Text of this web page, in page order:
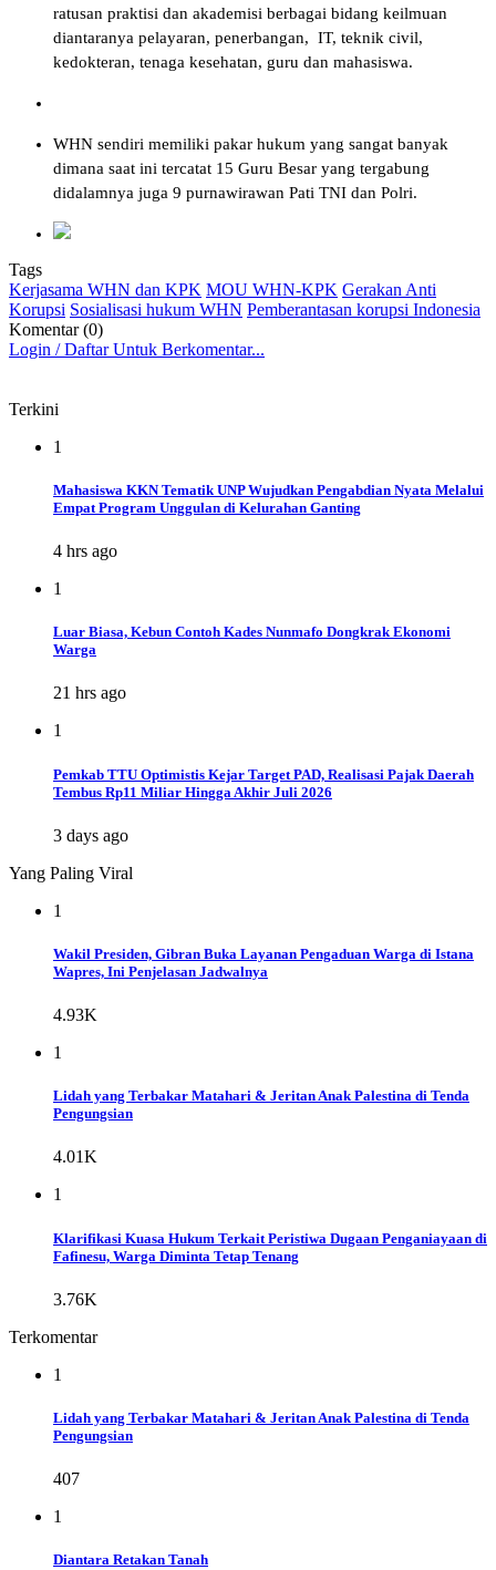
ratusan praktisi dan akademisi berbagai bidang keilmuan
diantaranya pelayaran, penerbangan, IT, teknik civil,
kedokteran, tenaga kesehatan, guru dan mahasiswa.
WHN sendiri memiliki pakar hukum yang sangat banyak
dimana saat ini tercatat 15 Guru Besar yang tergabung
didalamnya juga 9 purnawirawan Pati TNI dan Polri.
Tags
Kerjasama WHN dan KPK MOU WHN-KPK Gerakan Anti
Korupsi Sosialisasi hukum WHN Pemberantasan korupsi Indonesia
Komentar (0)
Login / Daftar Untuk Berkomentar...
Terkini
1
Mahasiswa KKN Tematik UNP Wujudkan Pengabdian Nyata Melalui
Empat Program Unggulan di Kelurahan Ganting
4 hrs ago
1
Luar Biasa, Kebun Contoh Kades Nunmafo Dongkrak Ekonomi
Warga
21 hrs ago
1
Pemkab TTU Optimistis Kejar Target PAD, Realisasi Pajak Daerah
Tembus Rp11 Miliar Hingga Akhir Juli 2026
3 days ago
Yang Paling Viral
1
Wakil Presiden, Gibran Buka Layanan Pengaduan Warga di Istana
Wapres, Ini Penjelasan Jadwalnya
4.93K
1
Lidah yang Terbakar Matahari & Jeritan Anak Palestina di Tenda
Pengungsian
4.01K
1
Klarifikasi Kuasa Hukum Terkait Peristiwa Dugaan Penganiayaan di
Fafinesu, Warga Diminta Tetap Tenang
3.76K
Terkomentar
1
Lidah yang Terbakar Matahari & Jeritan Anak Palestina di Tenda
Pengungsian
407
1
Diantara Retakan Tanah